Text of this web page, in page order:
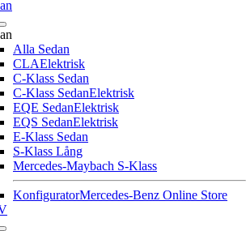
Alla Sedan
CLAElektrisk
C-Klass Sedan
C-Klass SedanElektrisk
EQE SedanElektrisk
EQS SedanElektrisk
E-Klass Sedan
S-Klass Lång
Mercedes-Maybach S-Klass
KonfiguratorMercedes-Benz Online Store